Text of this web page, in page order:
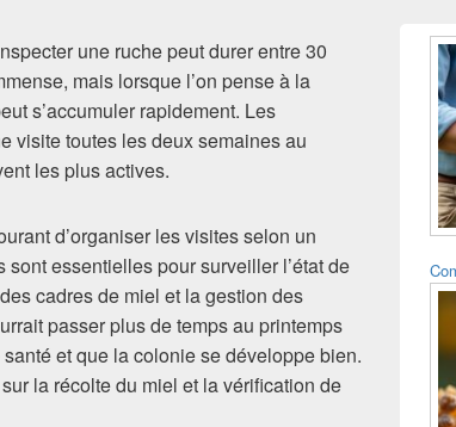
une ruche peut durer entre 30
mais lorsque l’on pense à la
s’accumuler rapidement. Les
visite toutes les deux semaines au
les plus actives.
d’organiser les visites selon un
essentielles pour surveiller l’état de
cadres de miel et la gestion des
passer plus de temps au printemps
et que la colonie se développe bien.
la récolte du miel et la vérification de